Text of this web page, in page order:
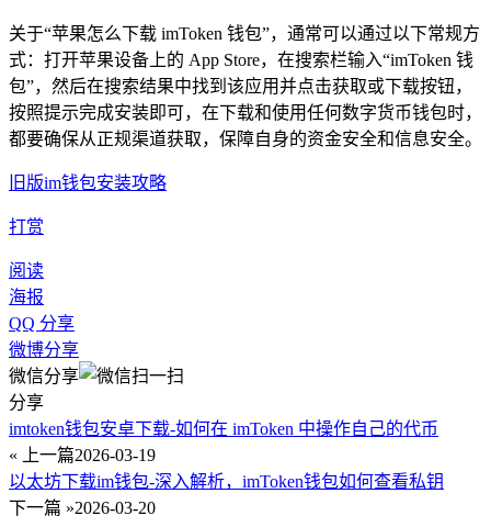
关于“苹果怎么下载 imToken 钱包”，通常可以通过以下常规方
式：打开苹果设备上的 App Store，在搜索栏输入“imToken 钱
包”，然后在搜索结果中找到该应用并点击获取或下载按钮，
按照提示完成安装即可，在下载和使用任何数字货币钱包时，
都要确保从正规渠道获取，保障自身的资金安全和信息安全。
旧版im钱包安装攻略
打赏
阅读
海报
QQ 分享
微博分享
微信分享
分享
imtoken钱包安卓下载-如何在 imToken 中操作自己的代币
« 上一篇2026-03-19
以太坊下载im钱包-深入解析，imToken钱包如何查看私钥
下一篇 »2026-03-20